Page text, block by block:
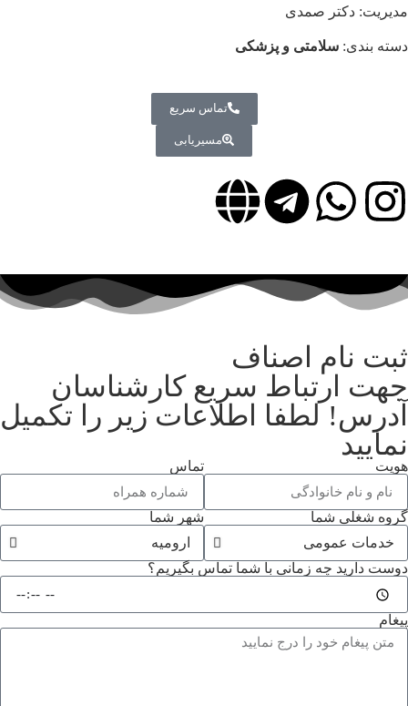
مدیریت: دکتر صمدی
دسته بندی: سلامتی و پزشکی
تماس سریع
مسیریابی
ثبت نام اصناف
جهت ارتباط سریع کارشناسان
آدرس! لطفا اطلاعات زیر را تکمیل
نمایید
هویت تماس
گروه شغلی شما شهر شما
دوست دارید چه زمانی با شما تماس بگیریم؟
پیغام